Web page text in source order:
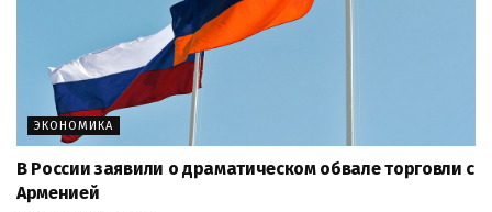
ЭКОНОМИКА
В России заявили о драматическом обвале торговли с
Арменией